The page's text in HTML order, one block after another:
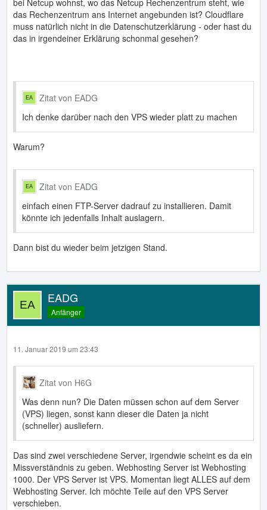
bei Netcup wohnst, wo das Netcup Rechenzentrum steht, wie
das Rechenzentrum ans Internet angebunden ist? Cloudflare
muss natürlich nicht in die Datenschutzerklärung - oder hast du
das in irgendeiner Erklärung schonmal gesehen?
Zitat von EADG
Ich denke darüber nach den VPS wieder platt zu machen
Warum?
Zitat von EADG
einfach einen FTP-Server dadrauf zu installieren. Damit
könnte ich jedenfalls Inhalt auslagern.
Dann bist du wieder beim jetzigen Stand.
EADG
Anfänger
11. Januar 2019 um 23:43
Zitat von H6G
Was denn nun? Die Daten müssen schon auf dem Server
(VPS) liegen, sonst kann dieser die Daten ja nicht
(schneller) ausliefern.
Das sind zwei verschiedene Server, irgendwie scheint es da ein
Missverständnis zu geben. Webhosting Server ist Webhosting
1000. Der VPS Server ist VPS. Momentan liegt ALLES auf dem
Webhosting Server. Ich möchte Teile auf den VPS Server
verschieben.